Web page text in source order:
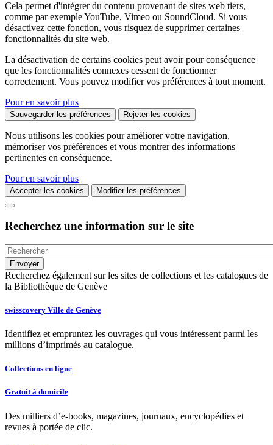
Cela permet d'intégrer du contenu provenant de sites web tiers,
comme par exemple YouTube, Vimeo ou SoundCloud. Si vous
désactivez cette fonction, vous risquez de supprimer certaines
fonctionnalités du site web.
La désactivation de certains cookies peut avoir pour conséquence
que les fonctionnalités connexes cessent de fonctionner
correctement. Vous pouvez modifier vos préférences à tout moment.
Pour en savoir plus
Sauvegarder les préférences Rejeter les cookies
Nous utilisons les cookies pour améliorer votre navigation,
mémoriser vos préférences et vous montrer des informations
pertinentes en conséquence.
Pour en savoir plus
Accepter les cookies Modifier les préférences
Recherchez une information sur le site
Recherchez également sur les sites de collections et les catalogues de
la Bibliothèque de Genève
swisscovery Ville de Genève
Identifiez et empruntez les ouvrages qui vous intéressent parmi les
millions d’imprimés au catalogue.
Collections en ligne
Gratuit à domicile
Des milliers d’e-books, magazines, journaux, encyclopédies et
revues à portée de clic.